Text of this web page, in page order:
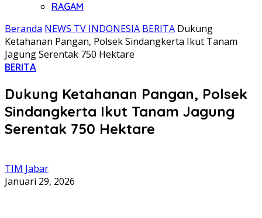
RAGAM
Beranda NEWS TV INDONESIA BERITA Dukung
Ketahanan Pangan, Polsek Sindangkerta Ikut Tanam
Jagung Serentak 750 Hektare
BERITA
Dukung Ketahanan Pangan, Polsek
Sindangkerta Ikut Tanam Jagung
Serentak 750 Hektare
TIM Jabar
Januari 29, 2026